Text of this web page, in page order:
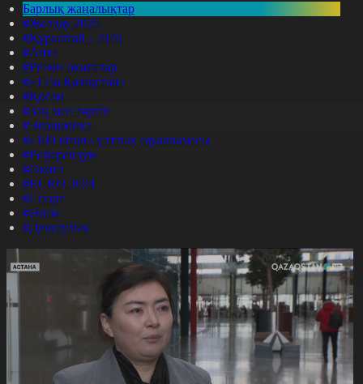
Барлық жаңалықтар
#Жолдау 2025
#Құрылтай - 2026
#Апта
#Ресми оқиғалар
#«Таза Қазақстан»
#Қоғам
#Заң мен тәртіп
#Экономика
#«100 кітап» ұлттық сауалнамасы
#Референдум
#Оқиға
#EURO 2024
#Спорт
#Әлем
#Денсаулық